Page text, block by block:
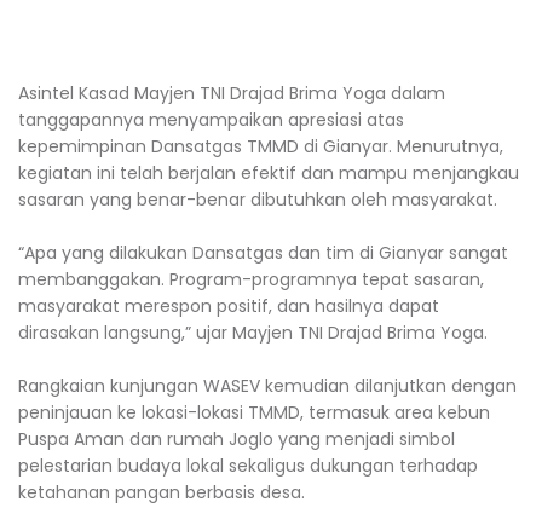
Asintel Kasad Mayjen TNI Drajad Brima Yoga dalam
tanggapannya menyampaikan apresiasi atas
kepemimpinan Dansatgas TMMD di Gianyar. Menurutnya,
kegiatan ini telah berjalan efektif dan mampu menjangkau
sasaran yang benar-benar dibutuhkan oleh masyarakat.
“Apa yang dilakukan Dansatgas dan tim di Gianyar sangat
membanggakan. Program-programnya tepat sasaran,
masyarakat merespon positif, dan hasilnya dapat
dirasakan langsung,” ujar Mayjen TNI Drajad Brima Yoga.
Rangkaian kunjungan WASEV kemudian dilanjutkan dengan
peninjauan ke lokasi-lokasi TMMD, termasuk area kebun
Puspa Aman dan rumah Joglo yang menjadi simbol
pelestarian budaya lokal sekaligus dukungan terhadap
ketahanan pangan berbasis desa.